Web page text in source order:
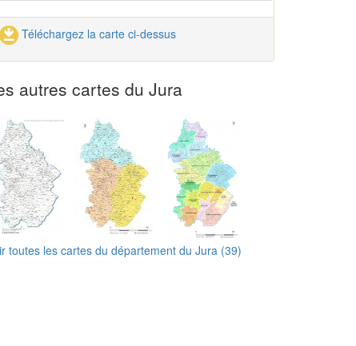
Téléchargez la carte ci-dessus
autres cartes du Jura
toutes les cartes du département du Jura (39)